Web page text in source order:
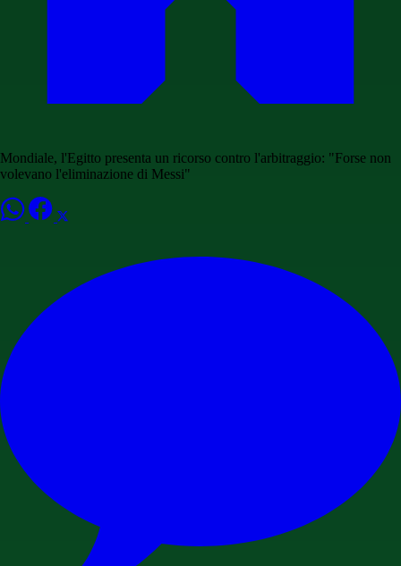
Mondiale, l'Egitto presenta un ricorso contro l'arbitraggio: "Forse non
volevano l'eliminazione di Messi"